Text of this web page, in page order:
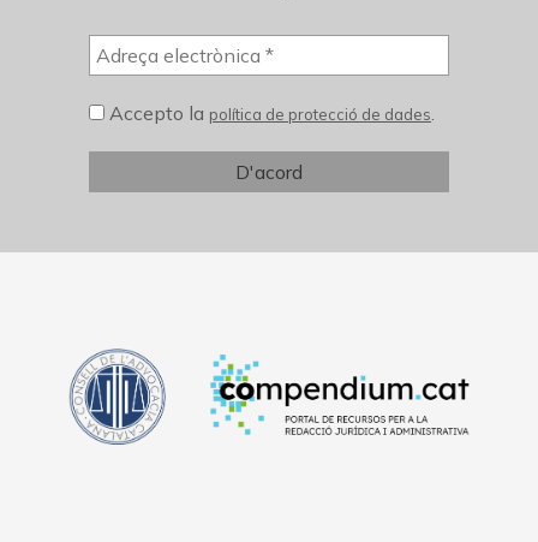
Accepto la política de protecció de dades.